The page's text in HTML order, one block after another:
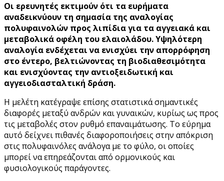
Οι ερευνητές εκτιμούν ότι τα ευρήματα
αναδεικνύουν τη σημασία της αναλογίας
πολυφαινολών προς λιπίδια για τα αγγειακά και
μεταβολικά οφέλη του ελαιολάδου. Υψηλότερη
αναλογία ενδέχεται να ενισχύει την απορρόφηση
στο έντερο, βελτιώνοντας τη βιοδιαθεσιμότητα
και ενισχύοντας την αντιοξειδωτική και
αγγειοδιασταλτική δράση.
Η μελέτη κατέγραψε επίσης στατιστικά σημαντικές
διαφορές μεταξύ ανδρών και γυναικών, κυρίως ως προς
τις μεταβολές στον ρυθμό επαναιμάτωσης. Το εύρημα
αυτό δείχνει πιθανές διαφοροποιήσεις στην απόκριση
στις πολυφαινόλες ανάλογα με το φύλο, οι οποίες
μπορεί να επηρεάζονται από ορμονικούς και
φυσιολογικούς παράγοντες.